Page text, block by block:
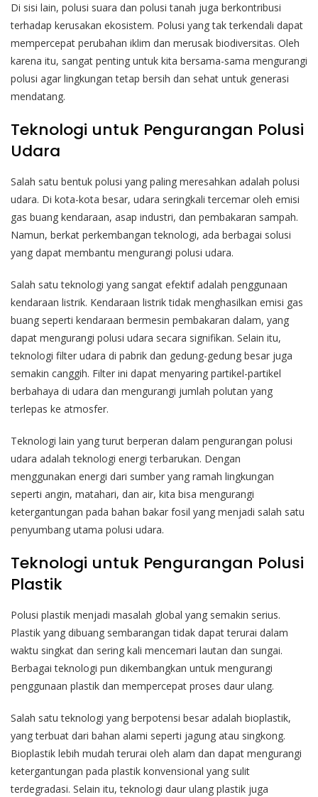
Di sisi lain, polusi suara dan polusi tanah juga berkontribusi
terhadap kerusakan ekosistem. Polusi yang tak terkendali dapat
mempercepat perubahan iklim dan merusak biodiversitas. Oleh
karena itu, sangat penting untuk kita bersama-sama mengurangi
polusi agar lingkungan tetap bersih dan sehat untuk generasi
mendatang.
Teknologi untuk Pengurangan Polusi
Udara
Salah satu bentuk polusi yang paling meresahkan adalah polusi
udara. Di kota-kota besar, udara seringkali tercemar oleh emisi
gas buang kendaraan, asap industri, dan pembakaran sampah.
Namun, berkat perkembangan teknologi, ada berbagai solusi
yang dapat membantu mengurangi polusi udara.
Salah satu teknologi yang sangat efektif adalah penggunaan
kendaraan listrik. Kendaraan listrik tidak menghasilkan emisi gas
buang seperti kendaraan bermesin pembakaran dalam, yang
dapat mengurangi polusi udara secara signifikan. Selain itu,
teknologi filter udara di pabrik dan gedung-gedung besar juga
semakin canggih. Filter ini dapat menyaring partikel-partikel
berbahaya di udara dan mengurangi jumlah polutan yang
terlepas ke atmosfer.
Teknologi lain yang turut berperan dalam pengurangan polusi
udara adalah teknologi energi terbarukan. Dengan
menggunakan energi dari sumber yang ramah lingkungan
seperti angin, matahari, dan air, kita bisa mengurangi
ketergantungan pada bahan bakar fosil yang menjadi salah satu
penyumbang utama polusi udara.
Teknologi untuk Pengurangan Polusi
Plastik
Polusi plastik menjadi masalah global yang semakin serius.
Plastik yang dibuang sembarangan tidak dapat terurai dalam
waktu singkat dan sering kali mencemari lautan dan sungai.
Berbagai teknologi pun dikembangkan untuk mengurangi
penggunaan plastik dan mempercepat proses daur ulang.
Salah satu teknologi yang berpotensi besar adalah bioplastik,
yang terbuat dari bahan alami seperti jagung atau singkong.
Bioplastik lebih mudah terurai oleh alam dan dapat mengurangi
ketergantungan pada plastik konvensional yang sulit
terdegradasi. Selain itu, teknologi daur ulang plastik juga